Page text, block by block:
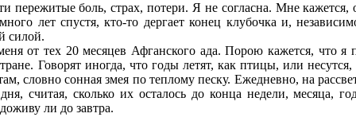
пережитые боль, страх, потери. Я не согласна. Мне
лет спустя, кто-то дергает конец клубочка и,
силой.
от тех 20 месяцев Афганского ада. Порою кажется, что
Говорят иногда, что годы летят, как птицы, или
словно сонная змея по теплому песку. Ежедневно, на
считая, сколько их осталось до конца недели, месяца,
ли до завтра.